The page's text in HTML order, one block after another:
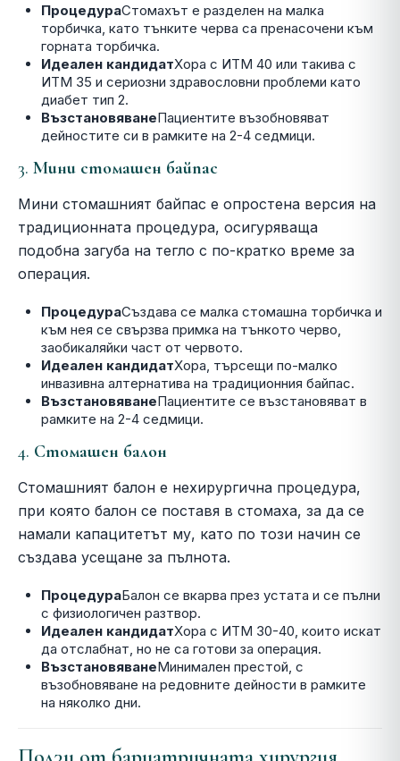
ПроцедураСтомахът е разделен на малка
торбичка, като тънките черва са пренасочени към
горната торбичка.
Идеален кандидатХора с ИТМ 40 или такива с
ИТМ 35 и сериозни здравословни проблеми като
диабет тип 2.
ВъзстановяванеПациентите възобновяват
дейностите си в рамките на 2-4 седмици.
3. Мини стомашен байпас
Мини стомашният байпас е опростена версия на
традиционната процедура, осигуряваща
подобна загуба на тегло с по-кратко време за
операция.
ПроцедураСъздава се малка стомашна торбичка и
към нея се свързва примка на тънкото черво,
заобикаляйки част от червото.
Идеален кандидатХора, търсещи по-малко
инвазивна алтернатива на традиционния байпас.
ВъзстановяванеПациентите се възстановяват в
рамките на 2-4 седмици.
4. Стомашен балон
Стомашният балон е нехирургична процедура,
при която балон се поставя в стомаха, за да се
намали капацитетът му, като по този начин се
създава усещане за пълнота.
ПроцедураБалон се вкарва през устата и се пълни
с физиологичен разтвор.
Идеален кандидатХора с ИТМ 30-40, които искат
да отслабнат, но не са готови за операция.
ВъзстановяванеМинимален престой, с
възобновяване на редовните дейности в рамките
на няколко дни.